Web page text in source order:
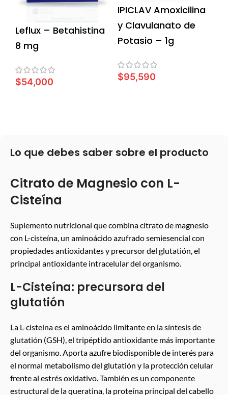
Leflux – Betahistina
8 mg
$54,000
IPICLAV Amoxicilina
y Clavulanato de
Potasio – 1g
$95,590
Lo que debes saber sobre el producto
Citrato de Magnesio con L-
Cisteína
Suplemento nutricional que combina citrato de magnesio
con L-cisteína, un aminoácido azufrado semiesencial con
propiedades antioxidantes y precursor del glutatión, el
principal antioxidante intracelular del organismo.
L-Cisteína: precursora del
glutatión
La L-cisteína es el aminoácido limitante en la síntesis de
glutatión (GSH), el tripéptido antioxidante más importante
del organismo. Aporta azufre biodisponible de interés para
el normal metabolismo del glutatión y la protección celular
frente al estrés oxidativo. También es un componente
estructural de la queratina, la proteína principal del cabello